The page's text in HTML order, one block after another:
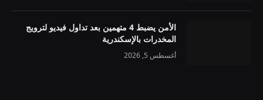
الأمن يضبط 4 متهمين بعد تداول فيديو لترويج
المخدرات بالإسكندرية
أغسطس 5, 2026